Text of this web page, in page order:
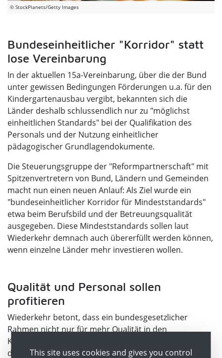
© StockPlanets/Getty Images
Bundeseinheitlicher "Korridor" statt
lose Vereinbarung
In der aktuellen 15a-Vereinbarung, über die der Bund
unter gewissen Bedingungen Förderungen u.a. für den
Kindergartenausbau vergibt, bekannten sich die
Länder deshalb schlussendlich nur zu "möglichst
einheitlichen Standards" bei der Qualifikation des
Personals und der Nutzung einheitlicher
pädagogischer Grundlagendokumente.
Die Steuerungsgruppe der "Reformpartnerschaft" mit
Spitzenvertretern von Bund, Ländern und Gemeinden
macht nun einen neuen Anlauf: Als Ziel wurde ein
"bundeseinheitlicher Korridor für Mindeststandards"
etwa beim Berufsbild und der Betreuungsqualität
ausgegeben. Diese Mindeststandards sollen laut
Wiederkehr demnach auch übererfüllt werden können,
wenn einzelne Länder mehr investieren wollen.
Qualität und Personal sollen
profitieren
Wiederkehr betont, dass ein bundesgesetzlicher
Rahmen nicht nur für mehr Qualität in den
Kindergärten wichtig sei, sondern auch für das
dringend gesuchte Personal. Der Bund bildet derzeit
This site uses cookies and gives you control